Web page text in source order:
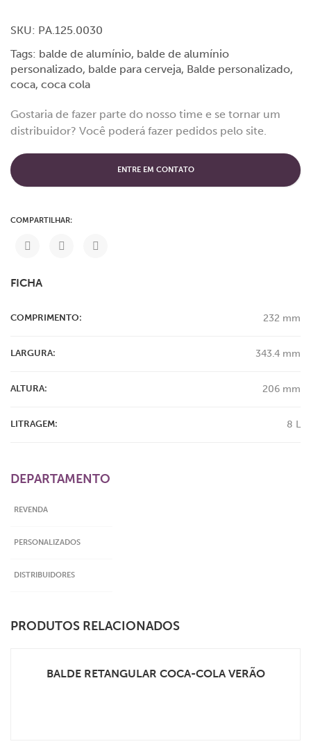
SKU: PA.125.0030
Tags: balde de alumínio, balde de alumínio
personalizado, balde para cerveja, Balde personalizado,
coca, coca cola
Gostaria de fazer parte do nosso time e se tornar um
distribuidor? Você poderá fazer pedidos pelo site.
ENTRE EM CONTATO
COMPARTILHAR:
FICHA
COMPRIMENTO: 232 mm
LARGURA: 343.4 mm
ALTURA: 206 mm
LITRAGEM: 8 L
DEPARTAMENTO
REVENDA
PERSONALIZADOS
DISTRIBUIDORES
PRODUTOS RELACIONADOS
BALDE RETANGULAR COCA-COLA VERÃO